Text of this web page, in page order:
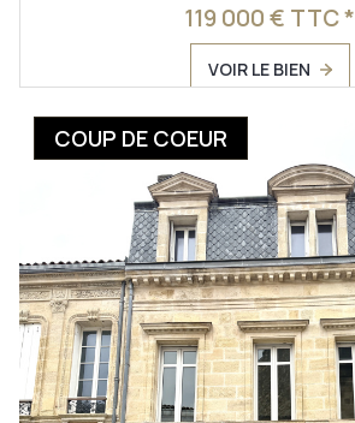
119 000 € TTC *
VOIR LE BIEN
COUP DE COEUR